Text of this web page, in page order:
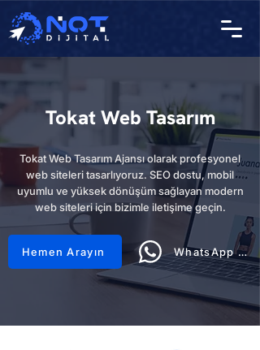
Tokat Web Tasarım
Tokat Web Tasarım Ajansı olarak profesyonel
web siteleri tasarlıyoruz. SEO dostu, mobil
uyumlu ve yüksek dönüşüm sağlayan modern
web siteleri için bizimle iletişime geçin.
Hemen Arayın WhatsApp Hattı